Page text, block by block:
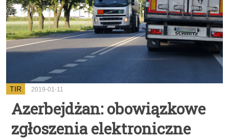
TIR 2019-01-11
Azerbejdżan: obowiązkowe
zgłoszenia elektroniczne